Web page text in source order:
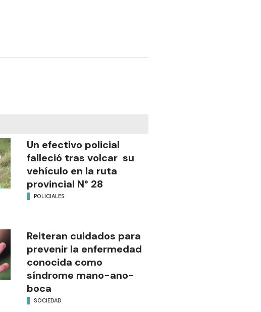
Un efectivo policial
falleció tras volcar su
vehículo en la ruta
provincial N° 28
POLICIALES
Reiteran cuidados para
prevenir la enfermedad
conocida como
síndrome mano-ano-
boca
SOCIEDAD